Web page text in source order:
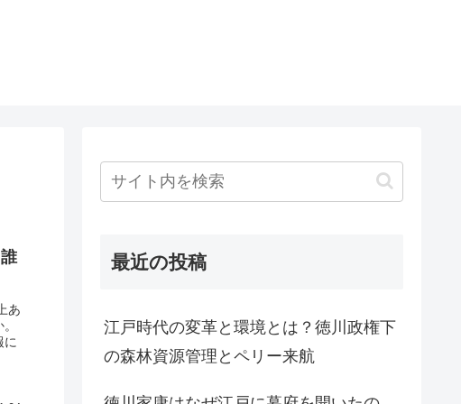
あ
に
最近の投稿
江戸時代の変革と環境とは？徳川政権下
の森林資源管理とペリー来航